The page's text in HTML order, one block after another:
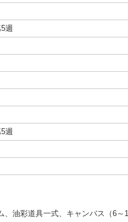
週
週
油彩道具一式、キャンバス（6